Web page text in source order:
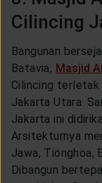
Cilincing
Bangunan
Batavia, Masjid
Cilincing terletak
Jakarta Utara.
Jakarta ini
Arsitekturnya
Jawa, Tionghoa,
Dibangun